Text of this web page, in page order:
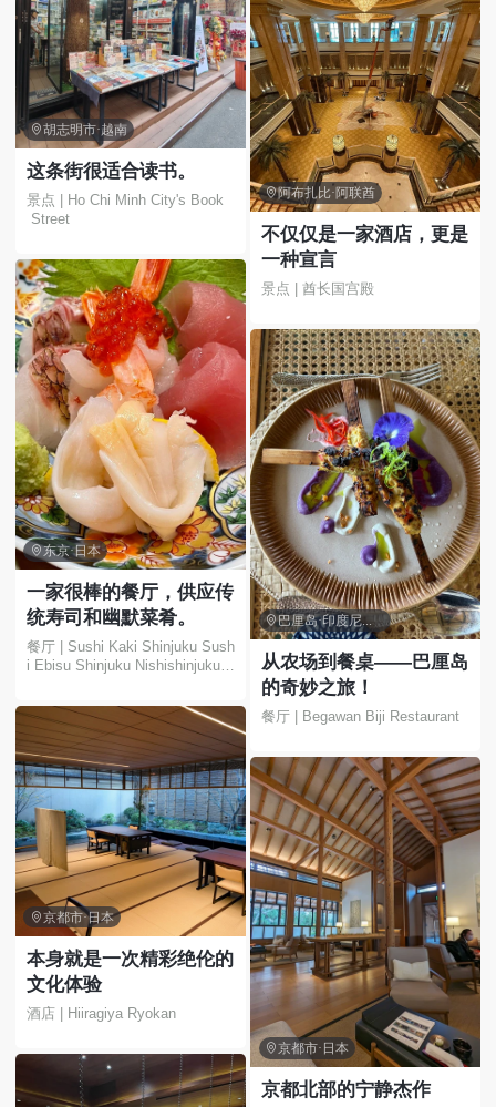
刻。
阿布扎比·阿联酋
不仅仅是一家酒店，更是
一种宣言
景点 | 酋长国宫殿
胡志明市·越南
这条街很适合读书。
景点 | Ho Chi Minh City's Book
Street

从农场到餐桌——巴厘岛
的奇妙之旅！
餐厅 | Begawan Biji Restaurant
东京·日本
一家很棒的餐厅，供应传
统寿司和幽默菜肴。
餐厅 | Sushi Kaki Shinjuku Sush
i Ebisu Shinjuku Nishishinjuku K
京都市·日本
京都北部的宁静杰作
京都市·日本
本身就是一次精彩绝伦的
文化体验
酒店 | Hiiragiya Ryokan